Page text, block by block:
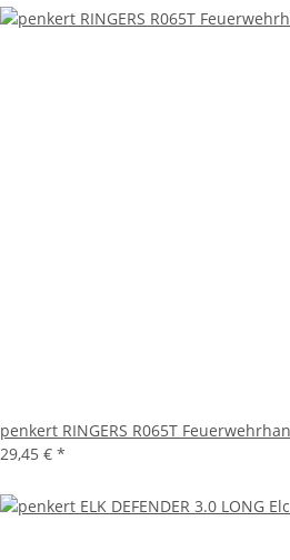
penkert RINGERS R065T
29,45 € *